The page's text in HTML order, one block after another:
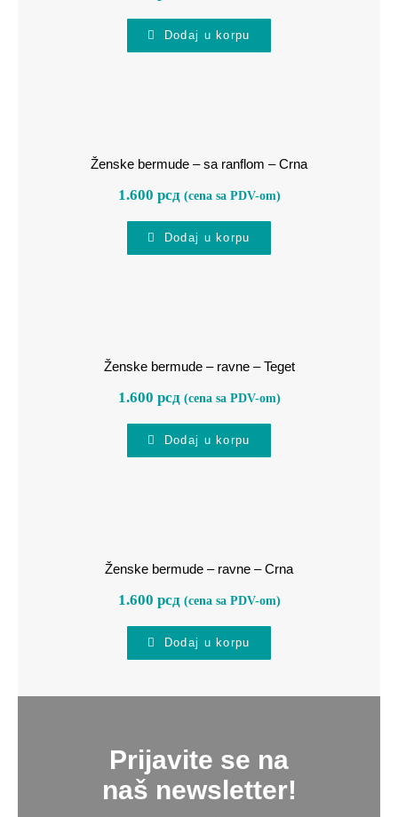
Dodaj u korpu
Ženske bermude – sa ranflom – Crna
1.600 рсд (cena sa PDV-om)
Dodaj u korpu
Ženske bermude – ravne – Teget
1.600 рсд (cena sa PDV-om)
Dodaj u korpu
Ženske bermude – ravne – Crna
1.600 рсд (cena sa PDV-om)
Dodaj u korpu
Prijavite se na
naš newsletter!